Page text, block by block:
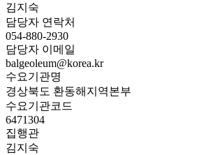
김지숙
담당자 연락처
054-880-2930
담당자 이메일
balgeoleum@korea.kr
수요기관명
경상북도 환동해지역본부
수요기관코드
6471304
집행관
김지숙